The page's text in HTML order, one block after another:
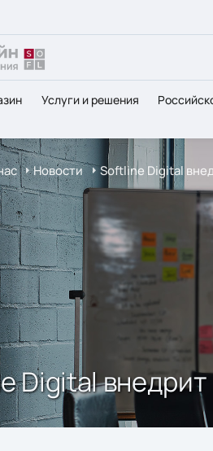
Услуги и решения
Новости Softline Digital
Digital